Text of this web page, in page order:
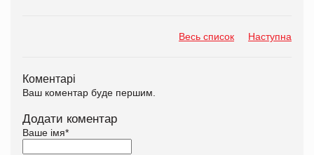
Весь список Наступна
Коментарі
Ваш коментар буде першим.
Додати коментар
Ваше імя*